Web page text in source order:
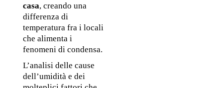
casa, creando una
differenza di
temperatura fra i locali
che alimenta i
fenomeni di condensa.
L’analisi delle cause
dell’umidità e dei